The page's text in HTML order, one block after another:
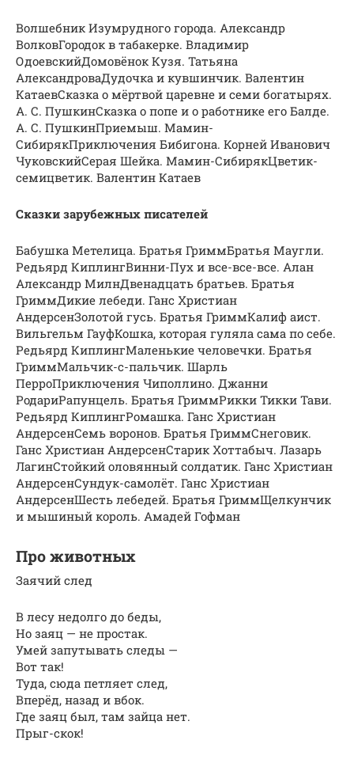
Волшебник Изумрудного города. Александр
ВолковГородок в табакерке. Владимир
ОдоевскийДомовёнок Кузя. Татьяна
АлександроваДудочка и кувшинчик. Валентин
КатаевСказка о мёртвой царевне и семи богатырях.
А. С. ПушкинСказка о попе и о работнике его Балде.
А. С. ПушкинПриемыш. Мамин-
СибирякПриключения Бибигона. Корней Иванович
ЧуковскийСерая Шейка. Мамин-СибирякЦветик-
семицветик. Валентин Катаев
Сказки зарубежных писателей
Бабушка Метелица. Братья ГриммБратья Маугли.
Редьярд КиплингВинни-Пух и все-все-все. Алан
Александр МилнДвенадцать братьев. Братья
ГриммДикие лебеди. Ганс Христиан
АндерсенЗолотой гусь. Братья ГриммКалиф аист.
Вильгельм ГауфКошка, которая гуляла сама по себе.
Редьярд КиплингМаленькие человечки. Братья
ГриммМальчик-с-пальчик. Шарль
ПерроПриключения Чиполлино. Джанни
РодариРапунцель. Братья ГриммРикки Тикки Тави.
Редьярд КиплингРомашка. Ганс Христиан
АндерсенСемь воронов. Братья ГриммСнеговик.
Ганс Христиан АндерсенСтарик Хоттабыч. Лазарь
ЛагинСтойкий оловянный солдатик. Ганс Христиан
АндерсенСундук-самолёт. Ганс Христиан
АндерсенШесть лебедей. Братья ГриммЩелкунчик
и мышиный король. Амадей Гофман
Про животных
Заячий след
В лесу недолго до беды,
Но заяц — не простак.
Умей запутывать следы —
Вот так!
Туда, сюда петляет след,
Вперёд, назад и вбок.
Где заяц был, там зайца нет.
Прыг-скок!